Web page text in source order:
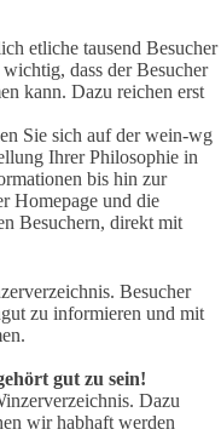
etliche tausend Besucher
dass der Besucher
kann. Dazu reichen erst
Sie sich auf der wein-wg
Ihrer Philosophie in
bis hin zur
Homepage und die
Besuchern, direkt mit
Besucher
zu informieren und mit
gut zu sein!
Dazu
wir habhaft werden